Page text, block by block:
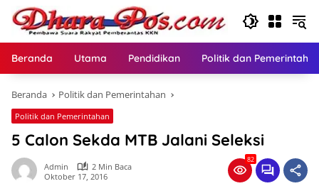
Langsung
konten
Beranda Utama Pendidikan Politik dan
Beranda Politik dan Pemerintahan
Politik dan Pemerintahan
5 Calon Sekda MTB Jalani Seleksi
Admin
2 Min Baca
Oktober 17, 2016
82